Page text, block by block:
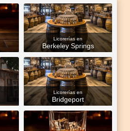
Licorerías en
Berkeley Springs
Licorerías en
Bridgeport